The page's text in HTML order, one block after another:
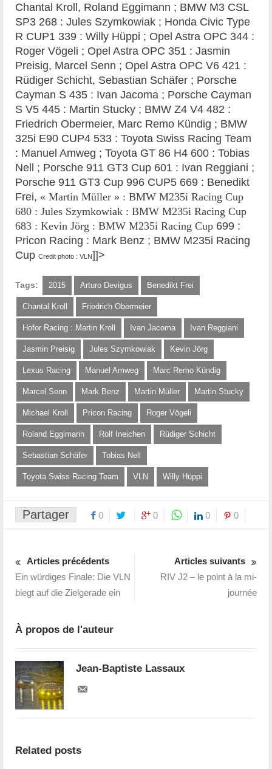
Chantal Kroll, Roland Eggimann ; BMW M3 CSL
SP3 268 : Jules Szymkowiak ; Honda Civic Type
R CUP1 339 : Willy Hüppi ; Opel Astra OPC 344 :
Roger Vögeli ; Opel Astra OPC 351 : Jasmin
Preisig, Marcel Senn ; Opel Astra OPC V6 421 :
Rüdiger Schicht, Sebastian Schäfer ; Porsche
Cayman S 435 : Ivan Jacoma ; Porsche Cayman
S V5 445 : Martin Stucky ; BMW Z4 V4 482 :
Friedrich Obermeier, Marc Remo Kündig ; BMW
325i E90 CUP4 533 : Toyota Swiss Racing Team
: Manuel Amweg ; Toyota GT 86 H4 600 : Tobias
Nell ; Porsche 911 GT3 Cup 601 : Ivan Reggiani ;
Porsche 911 GT3 Cup 996 CUP5 669 : Benedikt
Frei, «Martin Müller » : BMW M235i Racing Cup
680 : Jules Szymkowiak : BMW M235i Racing Cup
683 : Kevin Jörg : BMW M235i Racing Cup 699 :
Pricon Racing : Mark Benz ; BMW M235i Racing
CupCredit photo : VLN]]>
Tags: 2015 Arturo Devigus Benedikt Frei
Chantal Kroll Friedrich Obermeier
Hofor Racing : Martin Kroll Ivan Jacoma Ivan Reggiani
Jasmin Preisig Jules Szymkowiak Kevin Jörg
Lexus Racing Manuel Amweg Marc Remo Kündig
Marcel Senn Mark Benz Martin Müller Martin Stucky
Michael Kroll Pricon Racing Roger Vögeli
Roland Eggimann Rolf Ineichen Rüdiger Schicht
Sebastian Schäfer Tobias Nell
Toyota Swiss Racing Team VLN Willy Hüppi
Partager 0 0 0 0
Articles précédents
Ein würdiges Finale: Die VLN
biegt auf die Zielgerade ein
Articles suivants
RIV J2 – le point à la mi-
journée
À propos de l'auteur
Jean-Baptiste Lassaux
Related posts